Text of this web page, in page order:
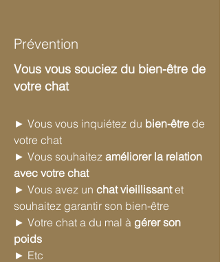
Prévention
Vous vous souciez du bien-être de
votre chat
► Vous vous inquiétez du bien-être de
votre chat
► Vous souhaitez améliorer la relation
avec votre chat
► Vous avez un chat vieillissantet
souhaitez garantir son bien-être
► Votre chat a du mal à gérer son
poids
► Etc